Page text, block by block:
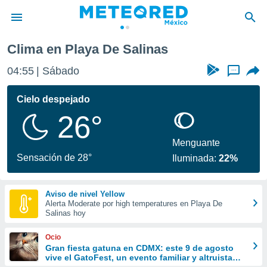
de
ha sido
calidad.
a este
las
y
forma
digital
basada
Clima en Playa De Salinas
04:55 Sábado ...
Cielo despejado
26°
Sensación de 28°
Menguante
Iluminada:22%
Aviso de nivel Yellow
Alerta Moderate por high temperatures en Playa De
Salinas hoy
Ocio
Gran fiesta gatuna en CDMX: este 9 de agosto
vive el GatoFest, un evento familiar y altruista